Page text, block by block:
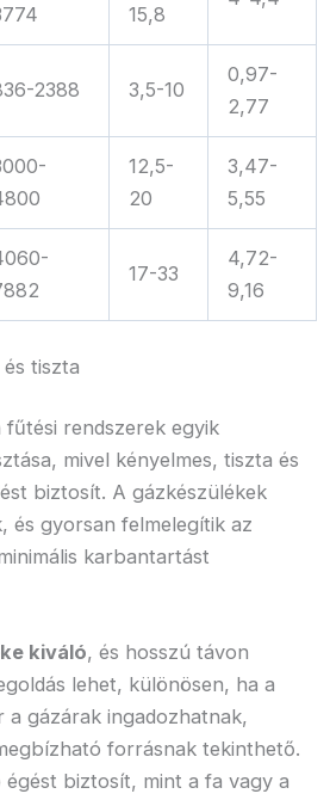
15,8
2388 3,5-10
0,97-
2,77
12,5-
20
3,47-
5,55
17-33
4,72-
9,16
tiszta
rendszerek egyik
mivel kényelmes, tiszta és
biztosít. A gázkészülékek
és gyorsan felmelegítik az
karbantartást
kiváló, és hosszú távon
lehet, különösen, ha a
a gázárak ingadozhatnak,
forrásnak tekinthető.
biztosít, mint a fa vagy a